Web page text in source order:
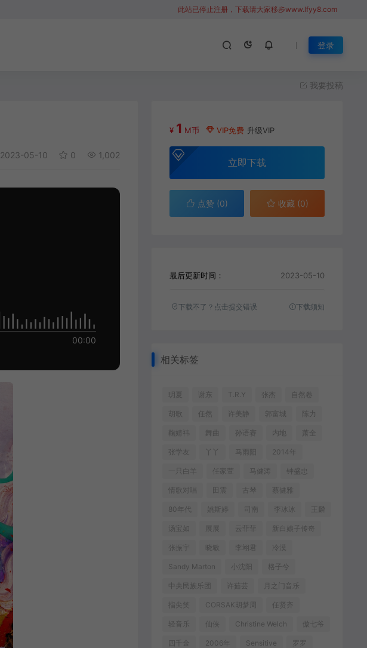
此站已停止注册，下载请大家移步www.lfyy8.com
登录
我要投稿
2023-05-10 0 1,002
00:00
¥ 1 M币 VIP免费 升级VIP
立即下载
点赞 (0) 收藏 (0)
最后更新时间： 2023-05-10
下载不了？点击提交错误 下载须知
相关标签
玥夏 谢东 T.R.Y 张杰 自然卷
胡歌 任然 许美静 郭富城 陈力
鞠婧祎 舞曲 孙语赛 内地 萧全
张学友 丫丫 马雨阳 2014年
一只白羊 任家萱 马健涛 钟盛忠
情歌对唱 田震 古琴 蔡健雅
80年代 姚斯婷 司南 李冰冰 王麟
汤宝如 云菲菲 新白娘子传奇
张振宇 晓敏 李翊君 冷漠
Sandy Marton 小沈阳 格子兮
中央民族乐团 许茹芸 月之门音乐
指尖笑 CORSAK胡梦周 任贤齐
轻音乐 仙侠 Christine Welch 傲七爷
四千金 2006年 Sensitive 罗罗